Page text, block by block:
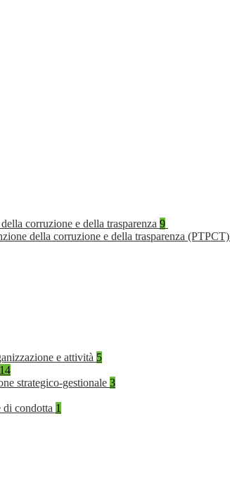
corruzione e della trasparenza 9
della corruzione e della trasparenza (PTPCT)
e attività 5
14
strategico-gestionale 3
di condotta 1